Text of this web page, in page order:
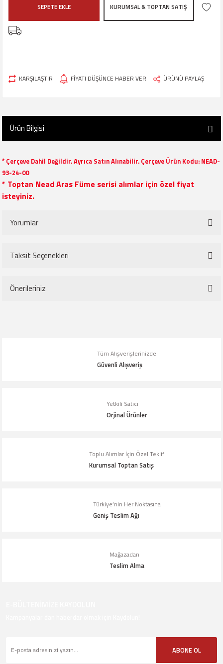
SEPETE EKLE KURUMSAL & TOPTAN SATIŞ
KARŞILAŞTIR FİYATI DÜŞÜNCE HABER VER ÜRÜNÜ PAYLAŞ
Ürün Bilgisi
* Çerçeve Dahil Değildir. Ayrıca Satın Alınabilir. Çerçeve Ürün Kodu: NEAD-
93-24-00
* Toptan Nead Aras Füme serisi alımlar için özel fiyat
isteyiniz.
Yorumlar
Taksit Seçenekleri
Önerileriniz
Görüş ve önerileriniz için teşekkür ederiz.
Ürün açıklamasında eksik bilgiler bulunuyor.
Ürün bilgilerinde hatalar bulunuyor.
Gönder
Tüm Alışverişlerinizde
Güvenli Alışveriş
Yetkili Satıcı
Orjinal Ürünler
Toplu Alımlar İçin Özel Teklif
Kurumsal Toptan Satış
Türkiye’nin Her Noktasına
Geniş Teslim Ağı
Mağazadan
Teslim Alma
ABONE OL